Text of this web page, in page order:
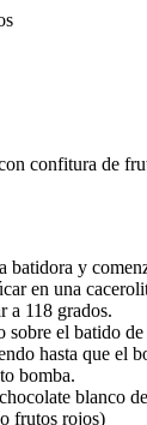
confitura de
batidora y
en una
a 118 grados.
el batido
hasta que el
bomba.
blanco
frutos rojos)